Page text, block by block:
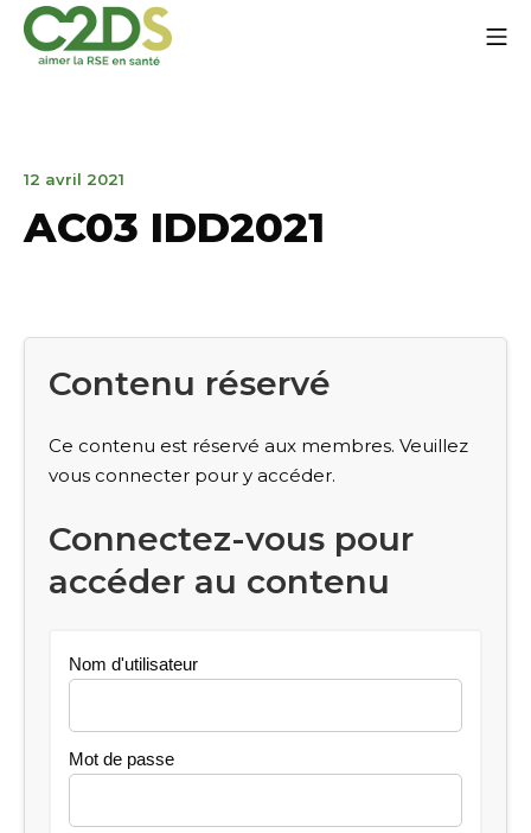
Aller
contenu
12 avril 2021
2021
AC03 IDD2021
Contenu réservé
Ce contenu est réservé aux membres. Veuillez
vous connecter pour y accéder.
Connectez-vous pour
accéder au contenu
Nom d'utilisateur
Mot de passe